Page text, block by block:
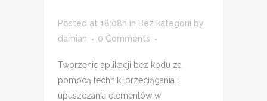
Posted at 18:08h in Bez kategorii by
damian
0 Comments
Tworzenie aplikacji bez kodu za
pomocą techniki przeciągania i
upuszczania elementów w